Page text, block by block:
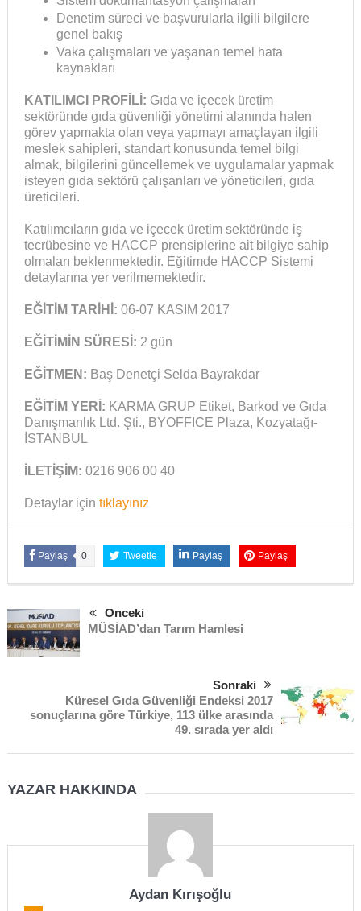
Denetim süreci ve başvurularla ilgili bilgilere
genel bakış
Vaka çalışmaları ve yaşanan temel hata
kaynakları
KATILIMCI PROFİLİ: Gıda ve içecek üretim
sektöründe gıda güvenliği yönetimi alanında halen
görev yapmakta olan veya yapmayı amaçlayan ilgili
meslek sahipleri, standart konusunda temel bilgi
almak, bilgilerini güncellemek ve uygulamalar yapmak
isteyen gıda sektörü çalışanları ve yöneticileri, gıda
üreticileri.
Katılımcıların gıda ve içecek üretim sektöründe iş
tecrübesine ve HACCP prensiplerine ait bilgiye sahip
olmaları beklenmektedir. Eğitimde HACCP Sistemi
detaylarına yer verilmemektedir.
EĞİTİM TARİHİ: 06-07 KASIM 2017
EĞİTİMİN SÜRESİ: 2 gün
EĞİTMEN: Baş Denetçi Selda Bayrakdar
EĞİTİM YERİ: KARMA GRUP Etiket, Barkod ve Gıda
Danışmanlık Ltd. Şti., BYOFFICE Plaza, Kozyatağı-
İSTANBUL
İLETİŞİM: 0216 906 00 40
Detaylar için tıklayınız
Paylaş 0 Tweetle Paylaş Paylaş
Önceki
MÜSİAD’dan Tarım Hamlesi
Sonraki
Küresel Gıda Güvenliği Endeksi 2017
sonuçlarına göre Türkiye, 113 ülke arasında
49. sırada yer aldı
YAZAR HAKKINDA
Aydan Kırışoğlu